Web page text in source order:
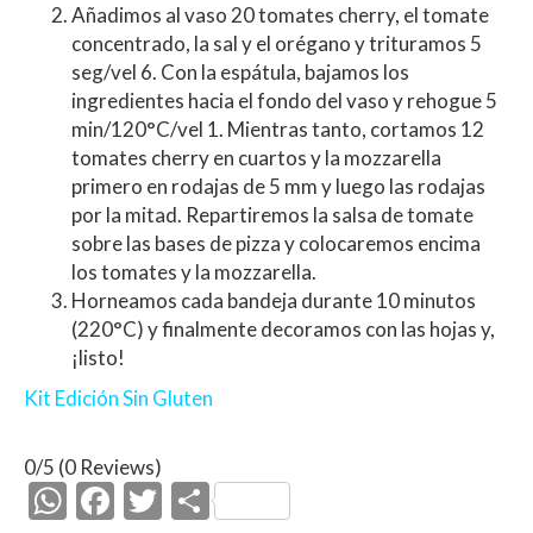
Añadimos al vaso 20 tomates cherry, el tomate
concentrado, la sal y el orégano y trituramos 5
seg/vel 6. Con la espátula, bajamos los
ingredientes hacia el fondo del vaso y rehogue 5
min/120°C/vel 1. Mientras tanto, cortamos 12
tomates cherry en cuartos y la mozzarella
primero en rodajas de 5 mm y luego las rodajas
por la mitad. Repartiremos la salsa de tomate
sobre las bases de pizza y colocaremos encima
los tomates y la mozzarella.
Horneamos cada bandeja durante 10 minutos
(220°C) y finalmente decoramos con las hojas y,
¡listo!
Kit Edición Sin Gluten
0/5 (0 Reviews)
W F
T C